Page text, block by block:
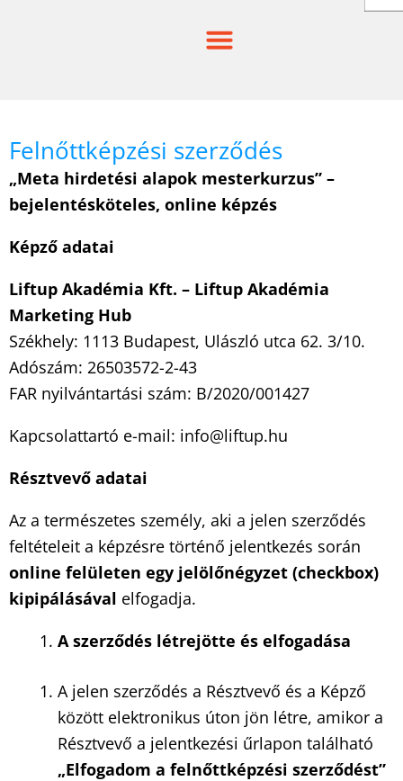
Felnőttképzési szerződés
„Meta hirdetési alapok mesterkurzus” –
bejelentésköteles, online képzés
Képző adatai
Liftup Akadémia Kft. – Liftup Akadémia
Marketing Hub
Székhely: 1113 Budapest, Ulászló utca 62. 3/10.
Adószám: 26503572-2-43
FAR nyilvántartási szám: B/2020/001427
Kapcsolattartó e-mail: info@liftup.hu
Résztvevő adatai
Az a természetes személy, aki a jelen szerződés
feltételeit a képzésre történő jelentkezés során
online felületen egy jelölőnégyzet (checkbox)
kipipálásával elfogadja.
A szerződés létrejötte és elfogadása
A jelen szerződés a Résztvevő és a Képző
között elektronikus úton jön létre, amikor a
Résztvevő a jelentkezési űrlapon található
„Elfogadom a felnőttképzési szerződést”